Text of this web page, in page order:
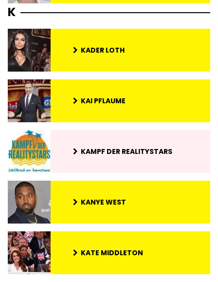
K
KADER LOTH
KAI PFLAUME
KAMPF DER REALITYSTARS
KANYE WEST
KATE MIDDLETON